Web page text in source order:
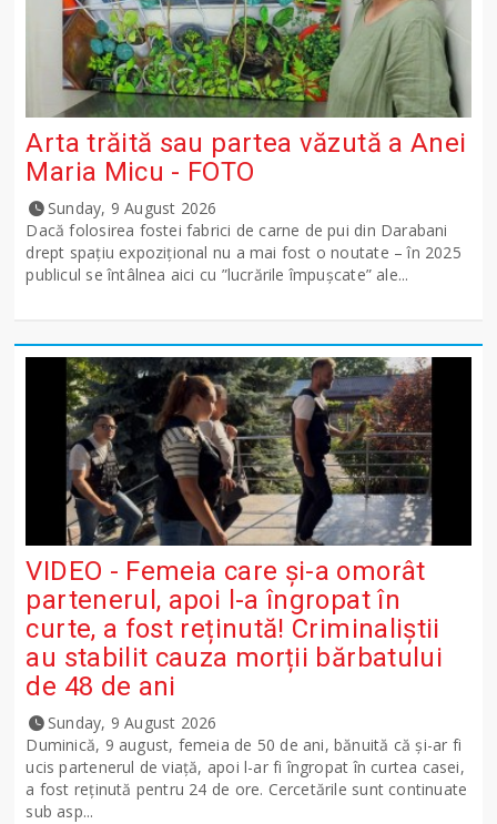
Arta trăită sau partea văzută a Anei
Maria Micu - FOTO
Sunday, 9 August 2026
Dacă folosirea fostei fabrici de carne de pui din Darabani
drept spațiu expozițional nu a mai fost o noutate – în 2025
publicul se întâlnea aici cu ”lucrările împușcate” ale...
VIDEO - Femeia care și-a omorât
partenerul, apoi l-a îngropat în
curte, a fost reținută! Criminaliștii
au stabilit cauza morții bărbatului
de 48 de ani
Sunday, 9 August 2026
Duminică, 9 august, femeia de 50 de ani, bănuită că și-ar fi
ucis partenerul de viață, apoi l-ar fi îngropat în curtea casei,
a fost reținută pentru 24 de ore. Cercetările sunt continuate
sub asp...